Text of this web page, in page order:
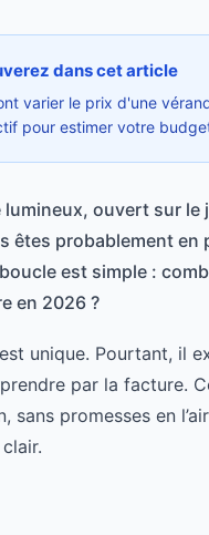
dans cet article
varier le prix d'une
pour estimer votre
lumineux, ouvert sur
êtes probablement en
est simple :
en 2026 ?
unique. Pourtant, il
par la facture.
sans promesses en